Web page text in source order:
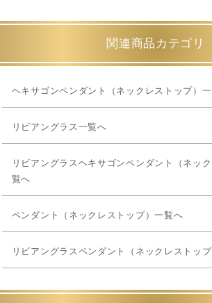
関連商品カテゴリ
ヘキサゴンペンダント（ネックレストップ）
リビアングラス一覧へ
リビアングラスヘキサゴンペンダント（ネッ
覧へ
ペンダント（ネックレストップ）一覧へ
リビアングラスペンダント（ネックレストッ